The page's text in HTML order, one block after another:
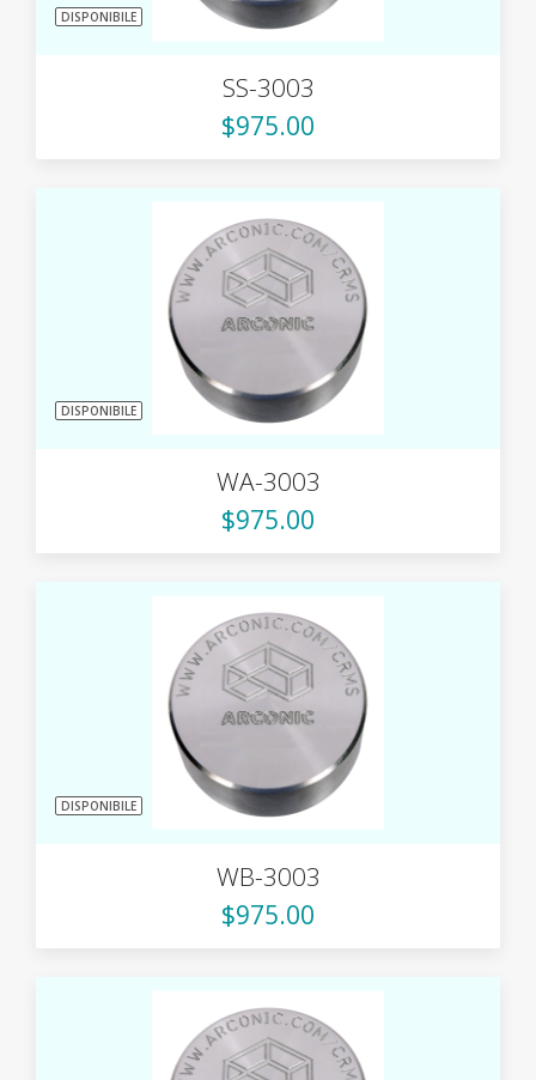
DISPONIBILE
SS-3003
$975.00
DISPONIBILE
WA-3003
$975.00
DISPONIBILE
WB-3003
$975.00